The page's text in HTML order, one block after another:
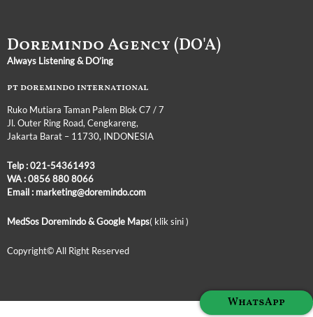
WhatsApp
Doremindo Agency (DO'A)
Always Listening & DO’ing
pt doremindo international
Ruko Mutiara Taman Palem Blok C7 / 7
Jl. Outer Ring Road, Cengkareng,
Jakarta Barat – 11730, INDONESIA
Telp :021-54361493
WA :0856 880 8066
Email : marketing@doremindo.com
MedSos Doremindo &Google Maps( klik sini )
Copyright© All Right Reserved